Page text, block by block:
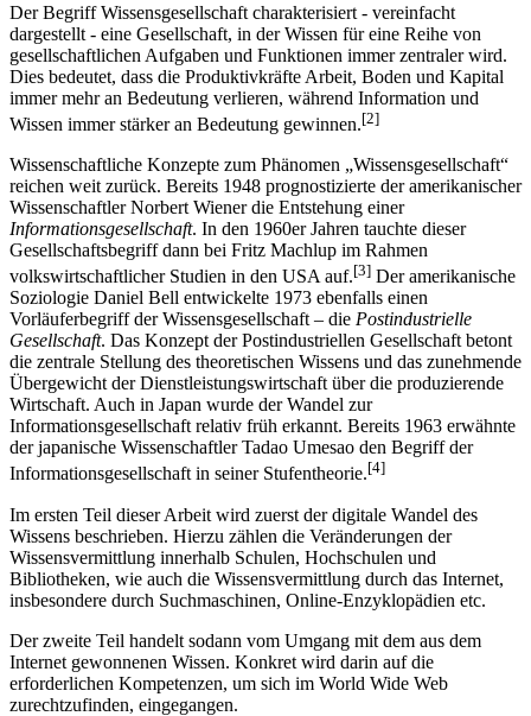
Der Begriff Wissensgesellschaft charakterisiert - vereinfacht
dargestellt - eine Gesellschaft, in der Wissen für eine Reihe von
gesellschaftlichen Aufgaben und Funktionen immer zentraler wird.
Dies bedeutet, dass die Produktivkräfte Arbeit, Boden und Kapital
immer mehr an Bedeutung verlieren, während Information und
Wissen immer stärker an Bedeutung gewinnen.[2]
Wissenschaftliche Konzepte zum Phänomen „Wissensgesellschaft“
reichen weit zurück. Bereits 1948 prognostizierte der amerikanischer
Wissenschaftler Norbert Wiener die Entstehung einer
Informationsgesellschaft. In den 1960er Jahren tauchte dieser
Gesellschaftsbegriff dann bei Fritz Machlup im Rahmen
volkswirtschaftlicher Studien in den USA auf.[3] Der amerikanische
Soziologie Daniel Bell entwickelte 1973 ebenfalls einen
Vorläuferbegriff der Wissensgesellschaft – die Postindustrielle
Gesellschaft. Das Konzept der Postindustriellen Gesellschaft betont
die zentrale Stellung des theoretischen Wissens und das zunehmende
Übergewicht der Dienstleistungswirtschaft über die produzierende
Wirtschaft. Auch in Japan wurde der Wandel zur
Informationsgesellschaft relativ früh erkannt. Bereits 1963 erwähnte
der japanische Wissenschaftler Tadao Umesao den Begriff der
Informationsgesellschaft in seiner Stufentheorie.[4]
Im ersten Teil dieser Arbeit wird zuerst der digitale Wandel des
Wissens beschrieben. Hierzu zählen die Veränderungen der
Wissensvermittlung innerhalb Schulen, Hochschulen und
Bibliotheken, wie auch die Wissensvermittlung durch das Internet,
insbesondere durch Suchmaschinen, Online-Enzyklopädien etc.
Der zweite Teil handelt sodann vom Umgang mit dem aus dem
Internet gewonnenen Wissen. Konkret wird darin auf die
erforderlichen Kompetenzen, um sich im World Wide Web
zurechtzufinden, eingegangen.